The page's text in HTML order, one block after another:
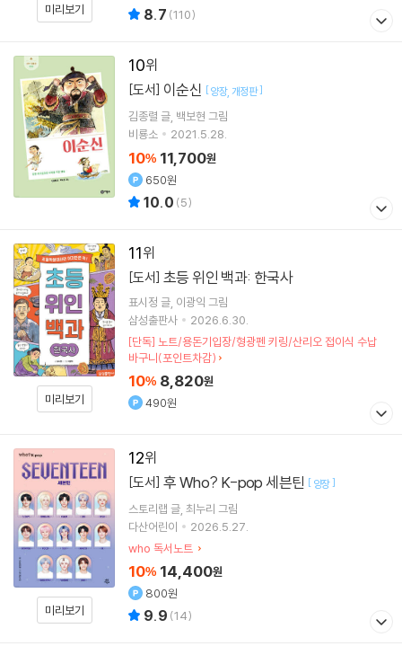
미리보기 8.7 (110)
10
[도서] 이순신 [양장 개정판]
김종렬 글 백보현 그림
비룡소
2021.5.28.
10% 11,700원
650원
10.0 (5)
11
미리보기
[도서] 초등 위인 백과: 한국사
표시정 글 이광익 그림
삼성출판사
2026.6.30.
[단독] 노트/용돈기입장/형광펜 키링/산리오 접이식 수납
바구니(포인트차감)
10% 8,820원
490원
12
미리보기
[도서] 후 Who? K-pop 세븐틴 [ 양장]
스토리랩 글 최누리 그림
다산어린이
2026.5.27.
who 독서노트
10% 14,400원
800원
9.9 (14)